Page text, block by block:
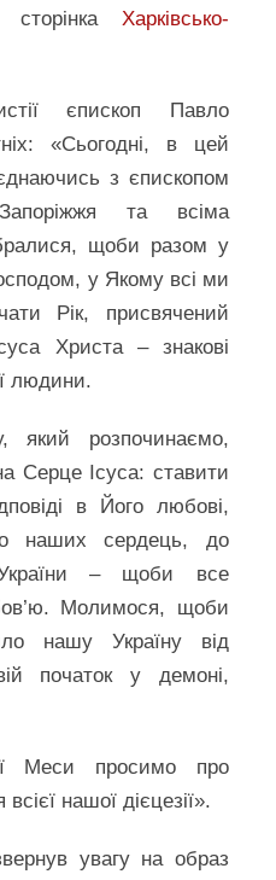
Харківсько-
єпископ Павло
«Сьогодні, в цей
з єпископом
та всіма
щоби разом у
у Якому всі ми
Рік, присвячений
Христа – знакові
людини.
який розпочинаємо,
Серце Ісуса: ставити
в Його любові,
наших сердець, до
– щоби все
Молимося, щоби
нашу Україну від
початок у демоні,
Меси просимо про
нашої дієцезії».
увагу на образ